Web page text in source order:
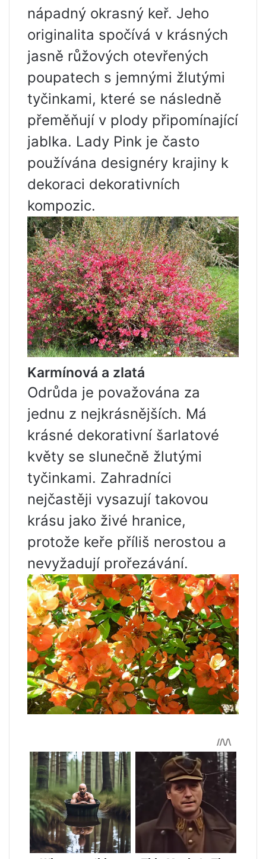
nápadný okrasný keř. Jeho
originalita spočívá v krásných
jasně růžových otevřených
poupatech s jemnými žlutými
tyčinkami, které se následně
přeměňují v plody připomínající
jablka. Lady Pink je často
používána designéry krajiny k
dekoraci dekorativních
kompozic.
Karmínová a zlatá
Odrůda je považována za
jednu z nejkrásnějších. Má
krásné dekorativní šarlatové
květy se slunečně žlutými
tyčinkami. Zahradníci
nejčastěji vysazují takovou
krásu jako živé hranice,
protože keře příliš nerostou a
nevyžadují prořezávání.